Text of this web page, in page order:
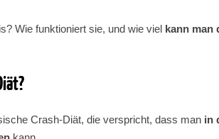
Wie funktioniert sie, und wie viel kann man
Crash-Diät, die verspricht, dass man in